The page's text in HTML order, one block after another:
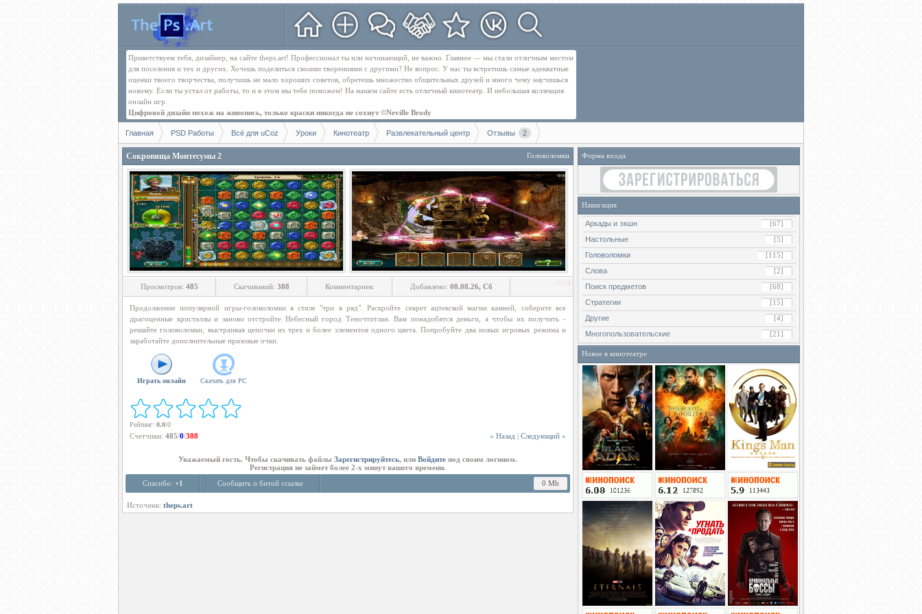
Приветствуем тебя, дизайнер, на сайте theps.art! Профессионал ты или начинающий, не важно. Главное — мы стали отличным местом
для поселения и тех и других. Хочешь поделиться своими творениями с другими? Не вопрос. У нас ты встретишь самые адекватные
оценки твоего творчества, получишь не мало хороших советов, обретешь множество общительных друзей и много чему научишься
новому. Если ты устал от работы, то и в этом мы тебе поможем! На нашем сайте есть отличный кинотеатр. И небольшая коллекция
онлайн игр.
Цифровой дизайн похож на живопись, только краски никогда не сохнут ©Neville Brody
Главная PSD Работы Всё для uCoz Уроки Кинотеатр Развлекательный центр Отзывы 2
Головоломки
Сокровища Монтесумы 2
Просмотров: 485 Скачиваний: 388 Комментариев: Добавлено: 08.08.26, Сб
Продолжение популярной игры-головоломки в стиле "три в ряд". Раскройте секрет ацтекской магии камней, соберите все
драгоценные кристаллы и заново отстройте Небесный город Теночтитлан. Вам понадобятся деньги, а чтобы их получить -
решайте головоломки, выстраивая цепочки из трех и более элементов одного цвета. Попробуйте два новых игровых режима и
заработайте дополнительные призовые очки.
Играть онлайн Скачать для PC
Рейтинг: 0.0/0
« Назад | Следующий »
Счетчики: 485/0/388
Уважаемый гость. Чтобы скачивать файлы Зарегистрируйтесь, или Войдите под своим логином.
Регистрация не займет более 2-х минут вашего времени.
Спасибо: +1 Сообщить о битой ссылке 0 Mb
Источник: theps.art
Форма входа
Навигация
Аркады и экшн [67]
Настольные [5]
Головоломки [115]
Слова [2]
Поиск предметов [68]
Стратегии [15]
Другие [4]
Многопользовательские [21]
Новое в кинотеатре